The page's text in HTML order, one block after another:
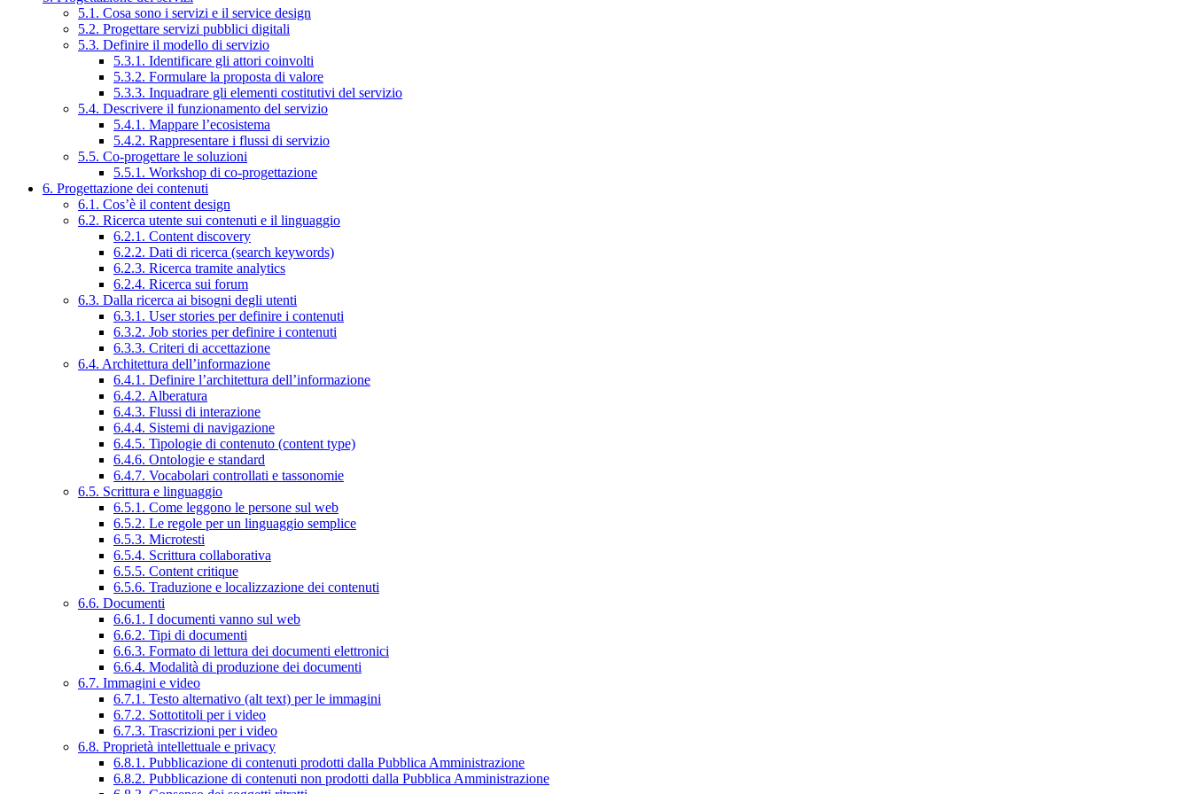
5.1. Cosa sono i servizi e il service design
5.2. Progettare servizi pubblici digitali
5.3. Definire il modello di servizio
5.3.1. Identificare gli attori coinvolti
5.3.2. Formulare la proposta di valore
5.3.3. Inquadrare gli elementi costitutivi del servizio
5.4. Descrivere il funzionamento del servizio
5.4.1. Mappare l’ecosistema
5.4.2. Rappresentare i flussi di servizio
5.5. Co-progettare le soluzioni
5.5.1. Workshop di co-progettazione
6. Progettazione dei contenuti
6.1. Cos’è il content design
6.2. Ricerca utente sui contenuti e il linguaggio
6.2.1. Content discovery
6.2.2. Dati di ricerca (search keywords)
6.2.3. Ricerca tramite analytics
6.2.4. Ricerca sui forum
6.3. Dalla ricerca ai bisogni degli utenti
6.3.1. User stories per definire i contenuti
6.3.2. Job stories per definire i contenuti
6.3.3. Criteri di accettazione
6.4. Architettura dell’informazione
6.4.1. Definire l’architettura dell’informazione
6.4.2. Alberatura
6.4.3. Flussi di interazione
6.4.4. Sistemi di navigazione
6.4.5. Tipologie di contenuto (content type)
6.4.6. Ontologie e standard
6.4.7. Vocabolari controllati e tassonomie
6.5. Scrittura e linguaggio
6.5.1. Come leggono le persone sul web
6.5.2. Le regole per un linguaggio semplice
6.5.3. Microtesti
6.5.4. Scrittura collaborativa
6.5.5. Content critique
6.5.6. Traduzione e localizzazione dei contenuti
6.6. Documenti
6.6.1. I documenti vanno sul web
6.6.2. Tipi di documenti
6.6.3. Formato di lettura dei documenti elettronici
6.6.4. Modalità di produzione dei documenti
6.7. Immagini e video
6.7.1. Testo alternativo (alt text) per le immagini
6.7.2. Sottotitoli per i video
6.7.3. Trascrizioni per i video
6.8. Proprietà intellettuale e privacy
6.8.1. Pubblicazione di contenuti prodotti dalla Pubblica Amministrazione
6.8.2. Pubblicazione di contenuti non prodotti dalla Pubblica Amministrazione